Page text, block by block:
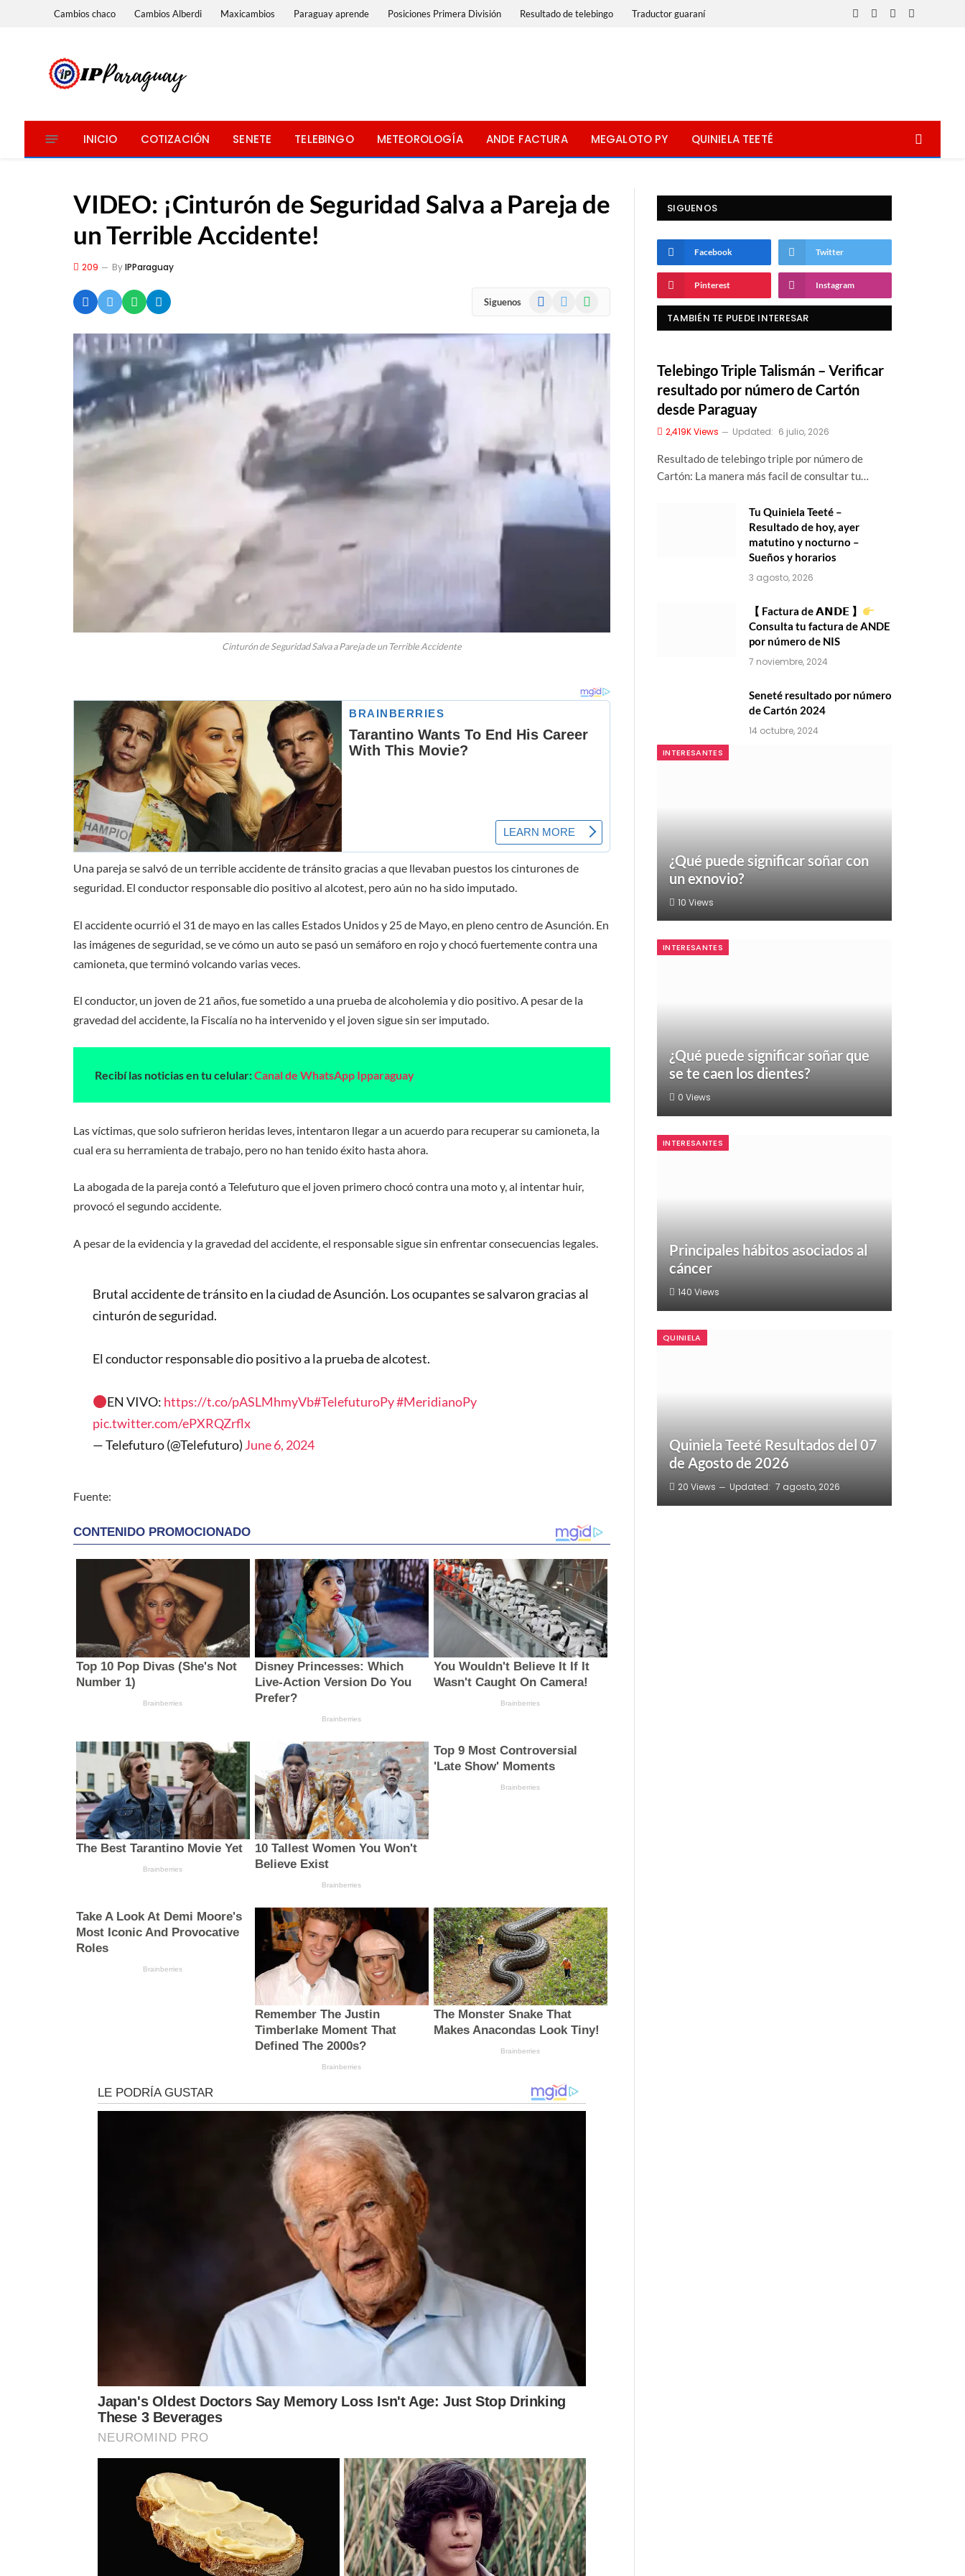
Cambios chaco Cambios Alberdi Maxicambios Paraguay aprende Posiciones Primera División Resultado de telebingo Traductor guaraní
Facebook
X
InstagramWhatsApp
INICIO COTIZACIÓN SENETE TELEBINGO METEOROLOGÍA ANDE FACTURA MEGALOTO PY QUINIELA TEETÉ
VIDEO: ¡Cinturón de Seguridad Salva a Pareja de
un Terrible Accidente!
209 ByIPParaguay
Siguenos Facebook WhatsApp
Cinturón de Seguridad Salva a Pareja de un Terrible Accidente
Una pareja se salvó de un terrible accidente de tránsito gracias a que llevaban puestos los cinturones de
seguridad. El conductor responsable dio positivo al alcotest, pero aún no ha sido imputado.
El accidente ocurrió el 31 de mayo en las calles Estados Unidos y 25 de Mayo, en pleno centro de Asunción. En
las imágenes de seguridad, se ve cómo un auto se pasó un semáforo en rojo y chocó fuertemente contra una
camioneta, que terminó volcando varias veces.
El conductor, un joven de 21 años, fue sometido a una prueba de alcoholemia y dio positivo. A pesar de la
gravedad del accidente, la Fiscalía no ha intervenido y el joven sigue sin ser imputado.
Recibí las noticias en tu celular:Canal de WhatsApp Ipparaguay
Las víctimas, que solo sufrieron heridas leves, intentaron llegar a un acuerdo para recuperar su camioneta, la
cual era su herramienta de trabajo, pero no han tenido éxito hasta ahora.
La abogada de la pareja contó a Telefuturo que el joven primero chocó contra una moto y, al intentar huir,
provocó el segundo accidente.
A pesar de la evidencia y la gravedad del accidente, el responsable sigue sin enfrentar consecuencias legales.
Brutal accidente de tránsito en la ciudad de Asunción. Los ocupantes se salvaron gracias al
cinturón de seguridad.
El conductor responsable dio positivo a la prueba de alcotest.
EN VIVO: https://t.co/pASLMhmyVb#TelefuturoPy#MeridianoPy
pic.twitter.com/ePXRQZrflx
— Telefuturo (@Telefuturo) June 6, 2024
Fuente:
SIGUENOS
Facebook Twitter
Pinterest Instagram
TAMBIÉN TE PUEDE INTERESAR
Telebingo Triple Talismán – Verificar
resultado por número de Cartón
desde Paraguay
2,419KViews Updated: 6 julio, 2026
Resultado de telebingo triple por número de
Cartón: La manera más facil de consultar tu…
Tu Quiniela Teeté –
Resultado de hoy, ayer
matutino y nocturno –
Sueños y horarios
3 agosto, 2026
【 Factura de 𝗔𝗡𝗗𝗘 】
Consulta tu factura de ANDE
por número de NIS
7 noviembre, 2024
Seneté resultado por número
de Cartón 2024
14 octubre, 2024
INTERESANTES
¿Qué puede significar soñar con
un exnovio?
10 Views
INTERESANTES
¿Qué puede significar soñar que
se te caen los dientes?
0 Views
INTERESANTES
Principales hábitos asociados al
cáncer
140 Views
QUINIELA
Quiniela Teeté Resultados del 07
de Agosto de 2026
20 Views Updated: 7 agosto, 2026